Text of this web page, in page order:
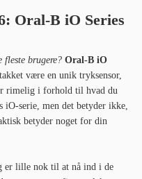
Oral-B iO Series
fleste brugere? Oral-B iO
være en unik tryksensor,
rimelig i forhold til hvad du
serie, men det betyder ikke,
betyder noget for din
er lille nok til at nå ind i de